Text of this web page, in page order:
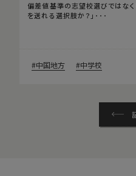
偏差値基準の志望校選びではな
を送れる選択肢か？」･･･
中国地方 中学校